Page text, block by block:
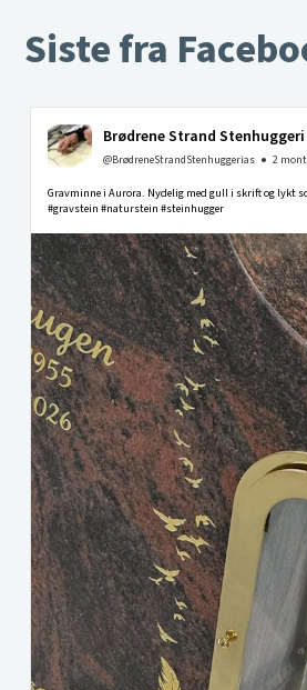
Siste fra
Brødrene Strand
@BrødreneStrandStenhuggerias 2
Gravminne i Aurora. Nydelig med gull i skrift og lykt
#gravstein #naturstein #steinhugger